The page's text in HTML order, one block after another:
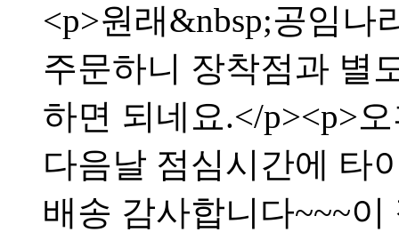
<p>원래&nbsp;공임나
주문하니 장착점과 별
하면 되네요.</p><p>
다음날 점심시간에 타
배송 감사합니다~~~